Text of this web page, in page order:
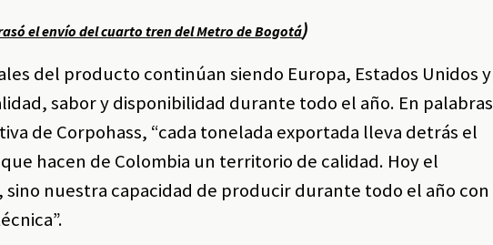
el envío del cuarto tren del Metro de Bogotá)
del producto continúan siendo Europa, Estados Unidos y
sabor y disponibilidad durante todo el año. En palabras
de Corpohass, “cada tonelada exportada lleva detrás el
hacen de Colombia un territorio de calidad. Hoy el
nuestra capacidad de producir durante todo el año con